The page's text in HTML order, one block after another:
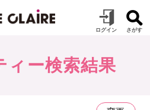
ィー検索結果